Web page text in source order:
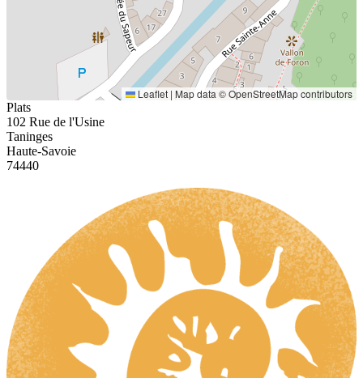
Leaflet | Map data ©OpenStreetMapcontributors
Plats
102 Rue de l'Usine
Taninges
Haute-Savoie
74440